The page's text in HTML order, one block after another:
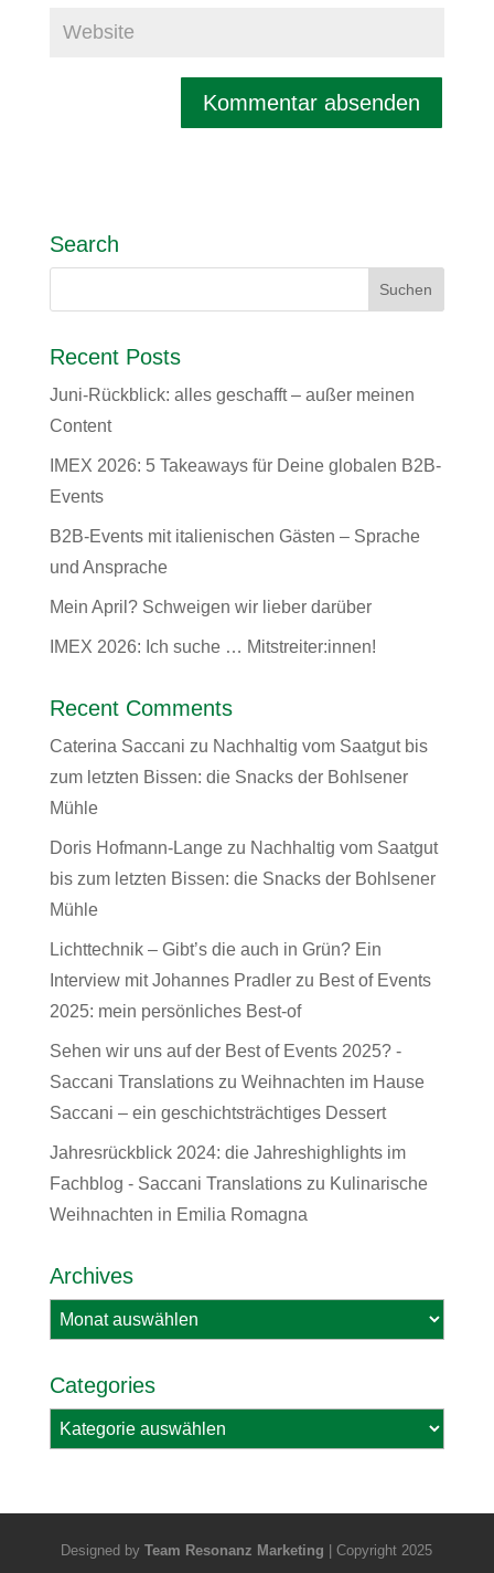
Search
Recent Posts
Juni-Rückblick: alles geschafft – außer meinen
Content
IMEX 2026: 5 Takeaways für Deine globalen B2B-
Events
B2B-Events mit italienischen Gästen – Sprache
und Ansprache
Mein April? Schweigen wir lieber darüber
IMEX 2026: Ich suche … Mitstreiter:innen!
Recent Comments
Caterina Saccani zu Nachhaltig vom Saatgut bis
zum letzten Bissen: die Snacks der Bohlsener
Mühle
Doris Hofmann-Langezu Nachhaltig vom Saatgut
bis zum letzten Bissen: die Snacks der Bohlsener
Mühle
Lichttechnik – Gibt’s die auch in Grün? Ein
Interview mit Johannes Pradlerzu Best of Events
2025: mein persönliches Best-of
Sehen wir uns auf der Best of Events 2025? -
Saccani Translationszu Weihnachten im Hause
Saccani – ein geschichtsträchtiges Dessert
Jahresrückblick 2024: die Jahreshighlights im
Fachblog - Saccani Translationszu Kulinarische
Weihnachten in Emilia Romagna
Archives
Archives
Categories
Categories
Designed byTeam Resonanz Marketing | Copyright 2025